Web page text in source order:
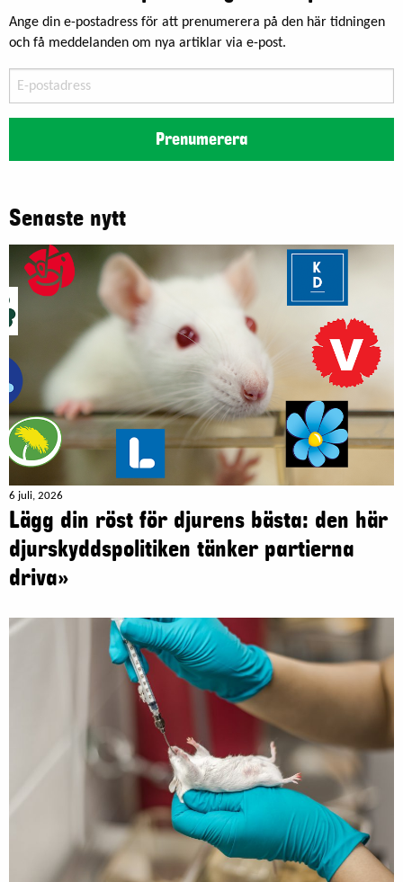
Ange din e-postadress för att prenumerera på den här tidningen
och få meddelanden om nya artiklar via e-post.
postadress
Prenumerera
Senaste nytt
6 juli, 2026
Lägg din röst för djurens bästa: den här
djurskyddspolitiken tänker partierna
driva»